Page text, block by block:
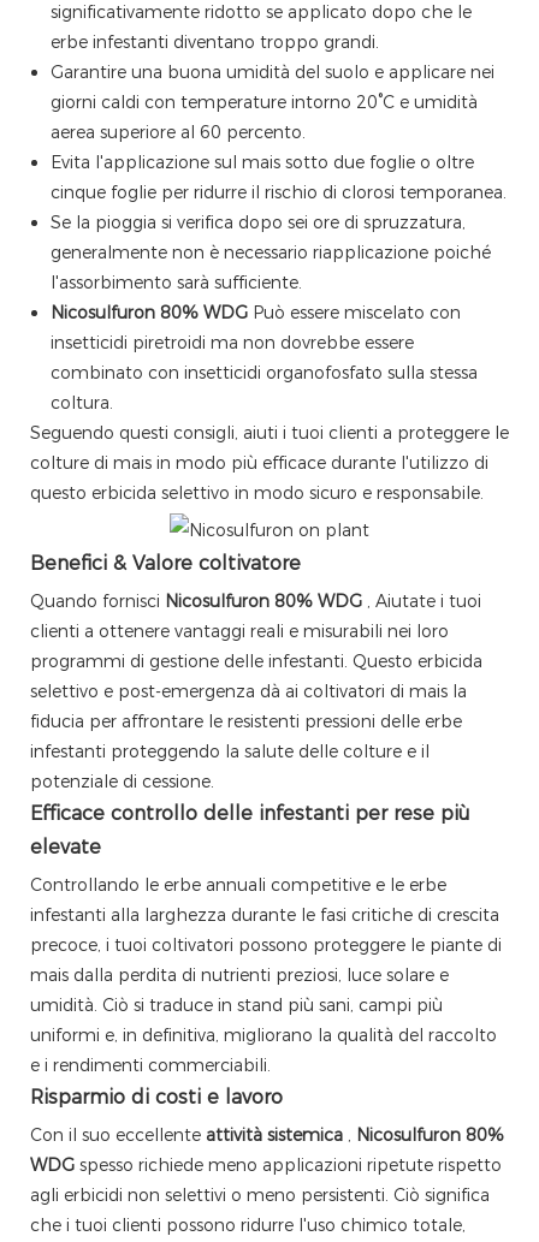
significativamente ridotto se applicato dopo che le
erbe infestanti diventano troppo grandi.
Garantire una buona umidità del suolo e applicare nei
giorni caldi con temperature intorno 20°C e umidità
aerea superiore al 60 percento.
Evita l'applicazione sul mais sotto due foglie o oltre
cinque foglie per ridurre il rischio di clorosi temporanea.
Se la pioggia si verifica dopo sei ore di spruzzatura,
generalmente non è necessario riapplicazione poiché
l'assorbimento sarà sufficiente.
Nicosulfuron 80% WDG Può essere miscelato con
insetticidi piretroidi ma non dovrebbe essere
combinato con insetticidi organofosfato sulla stessa
coltura.
Seguendo questi consigli, aiuti i tuoi clienti a proteggere le
colture di mais in modo più efficace durante l'utilizzo di
questo erbicida selettivo in modo sicuro e responsabile.
Benefici & Valore coltivatore
Quando fornisci Nicosulfuron 80% WDG
, Aiutate i tuoi
clienti a ottenere vantaggi reali e misurabili nei loro
programmi di gestione delle infestanti. Questo erbicida
selettivo e post-emergenza dà ai coltivatori di mais la
fiducia per affrontare le resistenti pressioni delle erbe
infestanti proteggendo la salute delle colture e il
potenziale di cessione.
Efficace controllo delle infestanti per rese più
elevate
Controllando le erbe annuali competitive e le erbe
infestanti alla larghezza durante le fasi critiche di crescita
precoce, i tuoi coltivatori possono proteggere le piante di
mais dalla perdita di nutrienti preziosi, luce solare e
umidità. Ciò si traduce in stand più sani, campi più
uniformi e, in definitiva, migliorano la qualità del raccolto
e i rendimenti commerciabili.
Risparmio di costi e lavoro
Con il suo eccellente attività sistemica
Nicosulfuron 80%
WDG spesso richiede meno applicazioni ripetute rispetto
agli erbicidi non selettivi o meno persistenti. Ciò significa
che i tuoi clienti possono ridurre l'uso chimico totale,